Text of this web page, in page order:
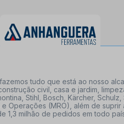
tudo que está ao nosso
civil, casa e jardim,
Stihl, Bosch, Kärcher,
(MRO), além de
1,3 milhão de pedidos em todo